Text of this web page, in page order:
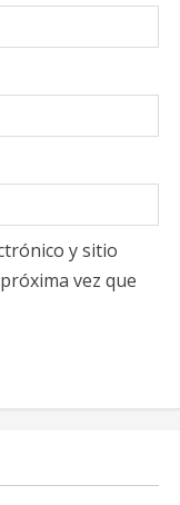
y sitio
vez que